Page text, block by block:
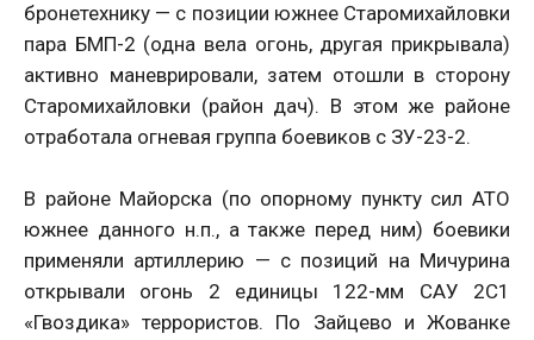
бронетехнику — с позиции южнее Старомихайловки
пара БМП-2 (одна вела огонь, другая прикрывала)
активно маневрировали, затем отошли в сторону
Старомихайловки (район дач). В этом же районе
отработала огневая группа боевиков с ЗУ-23-2.
В районе Майорска (по опорному пункту сил АТО
южнее данного н.п., а также перед ним) боевики
применяли артиллерию — с позиций на Мичурина
открывали огонь 2 единицы 122-мм САУ 2С1
«Гвоздика» террористов. По Зайцево и Жованке